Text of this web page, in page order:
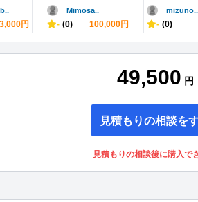
3,000円
Mimosa..
- (0) 100,000円
mizuno..
- (0)
49,500 円
見積もりの相談を
見積もりの相談後に購入で